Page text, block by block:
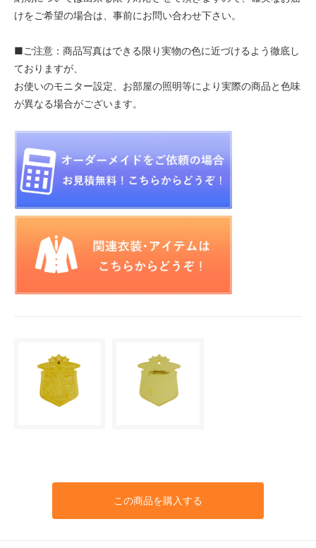
けをご希望の場合は、事前にお問い合わせ下さい。
■ご注意：商品写真はできる限り実物の色に近づけるよう徹底し
ておりますが、
お使いのモニター設定、お部屋の照明等により実際の商品と色味
が異なる場合がございます。
この商品を購入する